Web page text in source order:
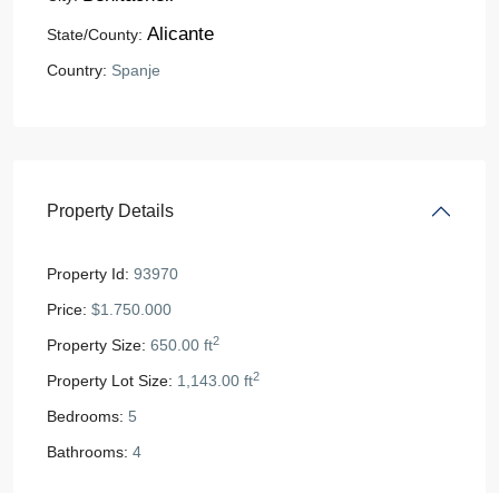
State/County: Alicante
Country: Spanje
Property Details
Property Id: 93970
Price: $1.750.000
Property Size: 650.00 ft2
Property Lot Size: 1,143.00 ft2
Bedrooms: 5
Bathrooms: 4